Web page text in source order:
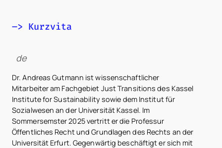
–> Kurzvita
de
Dr. Andreas Gutmann ist wissenschaftlicher
Mitarbeiter am Fachgebiet Just Transitions des Kassel
Institute for Sustainability sowie dem Institut für
Sozialwesen an der Universität Kassel. Im
Sommersemster 2025 vertritt er die Professur
Öffentliches Recht und Grundlagen des Rechts an der
Universität Erfurt. Gegenwärtig beschäftigt er sich mit